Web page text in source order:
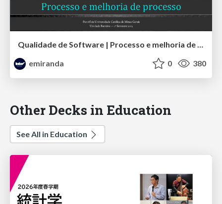
Qualidade de Software | Processo e melhoria de processo
emiranda
0 380
Other Decks in Education
See All in Education